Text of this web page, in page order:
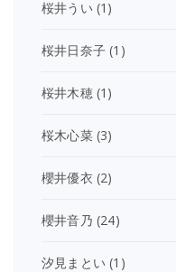
桜井うい (1)
桜井日奈子 (1)
桜井木穂(1)
桜木心菜(3)
櫻井優衣 (2)
櫻井音乃 (24)
汐見まとい (1)